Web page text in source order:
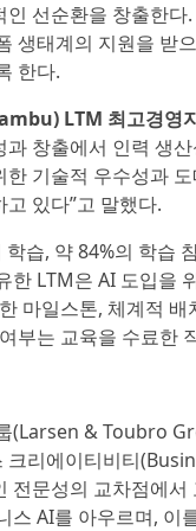
인 선순환을 창출한
생태계의 지원을 받
한다.
LTM 최고경영
과 창출에서 인력 생
한 기술적 우수성과
있다”고 말했다.
습, 약 84%의 학습
한 LTM은 AI 도입을
마일스톤, 체계적
부는 교육을 수료한
(Larsen & Toubro
크리에이티비티
전문성의 교차점에
스 AI를 아우르며, 이